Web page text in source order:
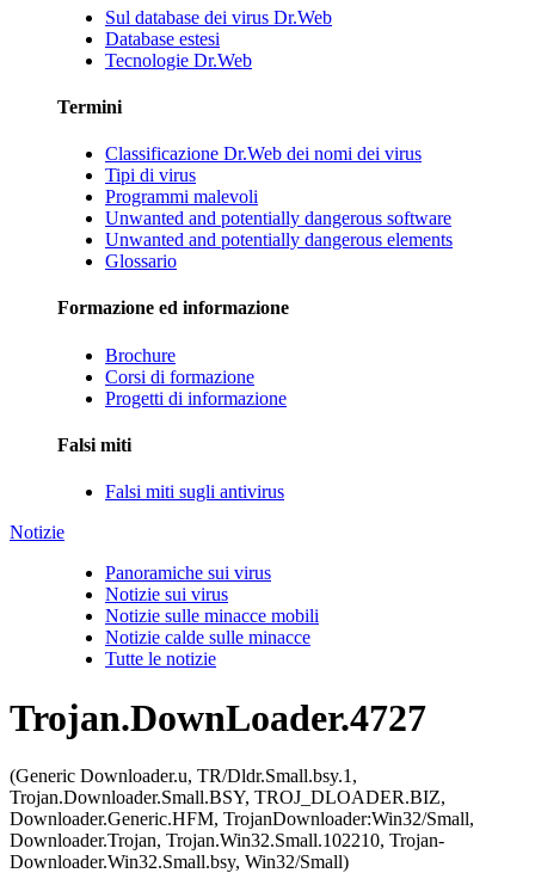
Sul database dei virus Dr.Web
Database estesi
Tecnologie Dr.Web
Termini
Classificazione Dr.Web dei nomi dei virus
Tipi di virus
Programmi malevoli
Unwanted and potentially dangerous software
Unwanted and potentially dangerous elements
Glossario
Formazione ed informazione
Brochure
Corsi di formazione
Progetti di informazione
Falsi miti
Falsi miti sugli antivirus
Notizie
Panoramiche sui virus
Notizie sui virus
Notizie sulle minacce mobili
Notizie calde sulle minacce
Tutte le notizie
Trojan.DownLoader.4727
(Generic Downloader.u, TR/Dldr.Small.bsy.1,
Trojan.Downloader.Small.BSY, TROJ_DLOADER.BIZ,
Downloader.Generic.HFM, TrojanDownloader:Win32/Small,
Downloader.Trojan, Trojan.Win32.Small.102210, Trojan-
Downloader.Win32.Small.bsy, Win32/Small)